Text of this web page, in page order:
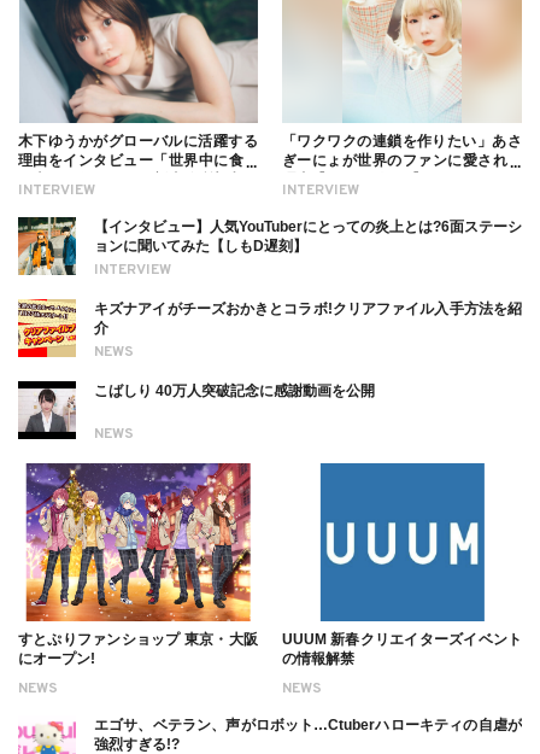
INTERVIEW
木下ゆうかがグローバルに活躍する
理由をインタビュー「世界中に食べ
ついても
INTERVIEW
「ワクワクの連鎖を作りたい」あさ
ぎーにょが世界のファンに愛される
INTERVIEW
【インタビュー】人気YouTuberにとっての炎上とは?6面ステーシ
ョンに聞いてみた【しもD遅刻】
NEWS
キズナアイがチーズおかきとコラボ!クリアファイル入手方法を紹
介
NEWS
こばしり 40万人突破記念に感謝動画を公開
NEWS
すとぷりファンショップ 東京・大阪
にオープン!
NEWS
UUUM 新春クリエイターズイベント
の情報解禁
エゴサ、ベテラン、声がロボット…Ctuberハローキティの自虐が
強烈すぎる!?